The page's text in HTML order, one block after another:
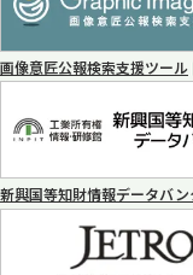
画像意匠公報検索支援ツール
新興国等知財情報データバン